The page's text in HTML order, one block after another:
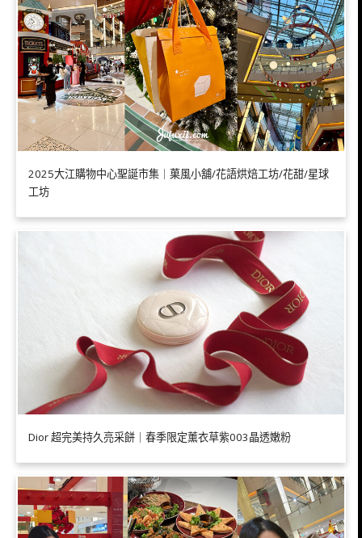
2025大江購物中心聖誕市集｜菓風小舖/花語烘焙工坊/花甜/星球
工坊
Dior 超完美持久亮采餅｜春季限定薰衣草紫003晶透嫩粉